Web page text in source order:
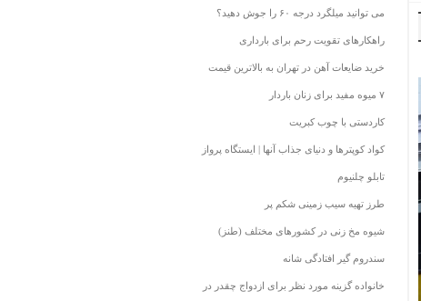
می توانید میلگرد درجه ۶۰ را جوش دهید؟
راهکارهای تقویت رحم برای بارداری
خرید ضایعات آهن در تهران به بالاترین قیمت
۷ میوه مفید برای زنان باردار
کاردستی با چوب کبریت
کواد کوپترها و دنیای جذاب آنها | ایستگاه پرواز
تابلو چلنیوم
طرز تهیه سیب زمینی شکم پر
شیوه مخ زنی در کشورهای مختلف (طنز)
سندروم گیر افتادگی شانه
خانواده گزینه مورد نظر برای ازدواج چقدر در